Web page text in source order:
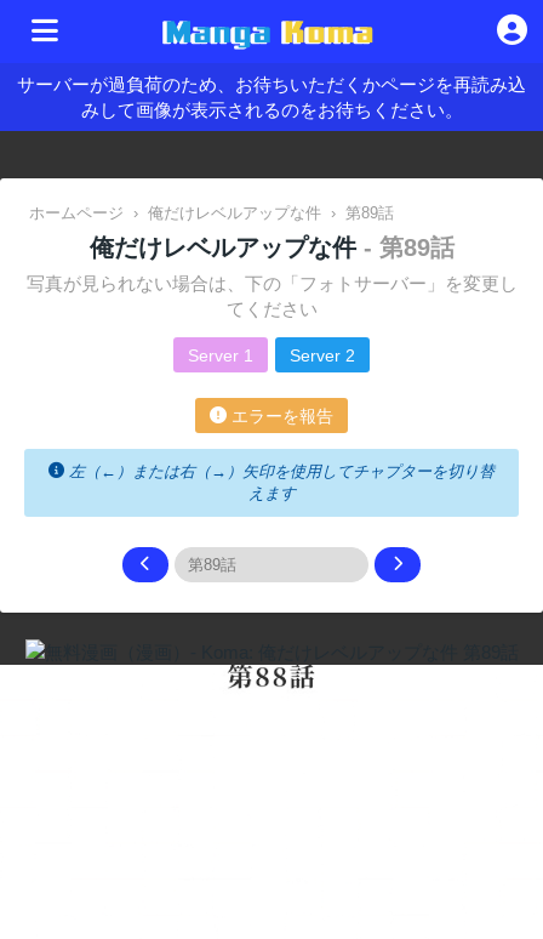
サーバーが過負荷のため、お待ちいただくかページを再読み込
みして画像が表示されるのをお待ちください。
ホームページ › 俺だけレベルアップな件 › 第89話
俺だけレベルアップな件 - 第89話
写真が見られない場合は、下の「フォトサーバー」を変更し
てください
Server 1 Server 2
エラーを報告
左（←）または右（→）矢印を使用してチャプターを切り替
えます